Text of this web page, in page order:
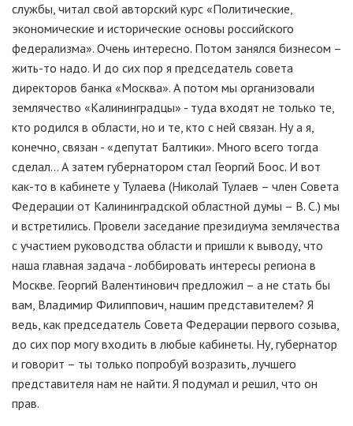
службы, читал свой авторский курс «Политические,
экономические и исторические основы российского
федерализма». Очень интересно. Потом занялся бизнесом –
жить-то надо. И до сих пор я председатель совета
директоров банка «Москва». А потом мы организовали
землячество «Калининградцы» - туда входят не только те,
кто родился в области, но и те, кто с ней связан. Ну а я,
конечно, связан - «депутат Балтики». Много всего тогда
сделал... А затем губернатором стал Георгий Боос. И вот
как-то в кабинете у Тулаева (Николай Тулаев – член Совета
Федерации от Калининградской областной думы – В. С.) мы
и встретились. Провели заседание президиума землячества
с участием руководства области и пришли к выводу, что
наша главная задача - лоббировать интересы региона в
Москве. Георгий Валентинович предложил – а не стать бы
вам, Владимир Филиппович, нашим представителем? Я
ведь, как председатель Совета Федерации первого созыва,
до сих пор могу входить в любые кабинеты. Ну, губернатор
и говорит – ты только попробуй возразить, лучшего
представителя нам не найти. Я подумал и решил, что он
прав.